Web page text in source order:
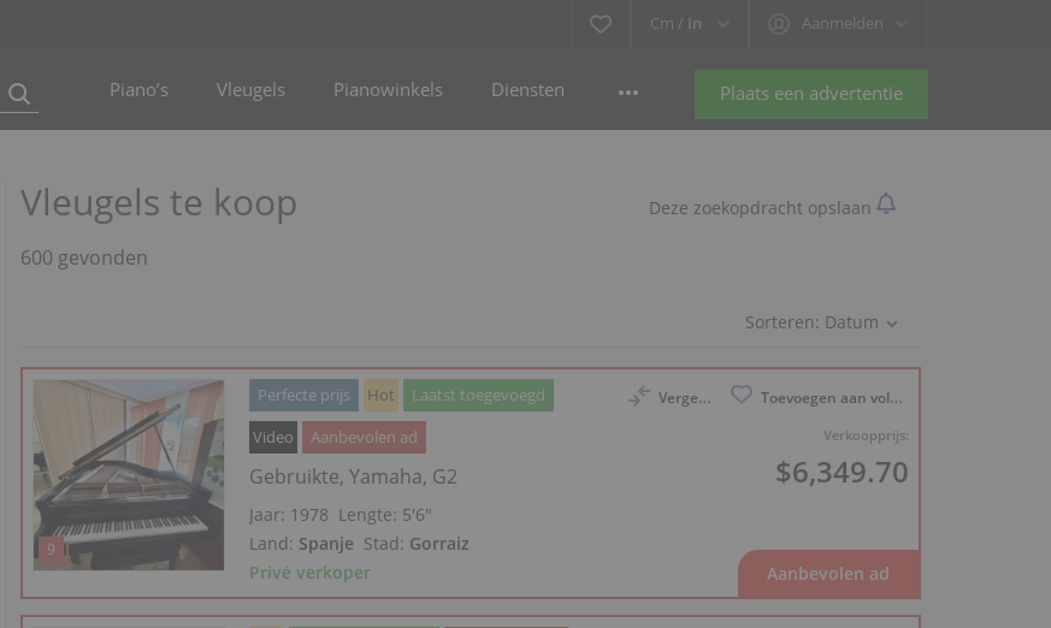
Cm / In Aanmelden
Plaats een advertentie
Piano’s Vleugels Pianowinkels Diensten
Vleugels te koop
600 gevonden
Deze zoekopdracht opslaan
Sorteren: Datum
Vergelijk Toevoegen aan volglijst
Verkoopprijs:
$6,349.70
Perfecte prijs Hot
Laatst toegevoegd
Video
Aanbevolen ad
Gebruikte, Yamaha, G2
Jaar: 1978 Lengte: 5′6″
Land: Spanje Stad: Gorraiz
Privé verkoper